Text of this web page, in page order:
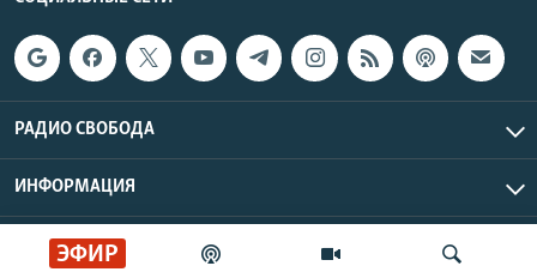
ЭФИР
РАДИО СВОБОДА
ИНФОРМАЦИЯ
Радио Свобода © 2026 RFE/RL, Inc. | Все права защищены.